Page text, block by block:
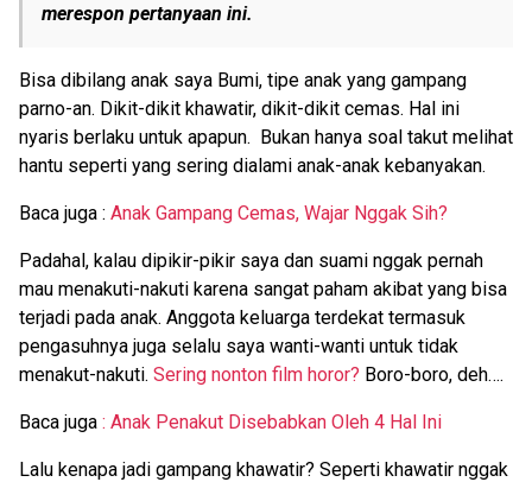
merespon pertanyaan ini.
Bisa dibilang anak saya Bumi, tipe anak yang gampang
parno-an. Dikit-dikit khawatir, dikit-dikit cemas. Hal ini
nyaris berlaku untuk apapun. Bukan hanya soal takut melihat
hantu seperti yang sering dialami anak-anak kebanyakan.
Baca juga : Anak Gampang Cemas, Wajar Nggak Sih?
Padahal, kalau dipikir-pikir saya dan suami nggak pernah
mau menakuti-nakuti karena sangat paham akibat yang bisa
terjadi pada anak. Anggota keluarga terdekat termasuk
pengasuhnya juga selalu saya wanti-wanti untuk tidak
menakut-nakuti. Sering nonton film horor? Boro-boro, deh….
Baca juga : Anak Penakut Disebabkan Oleh 4 Hal Ini
Lalu kenapa jadi gampang khawatir? Seperti khawatir nggak